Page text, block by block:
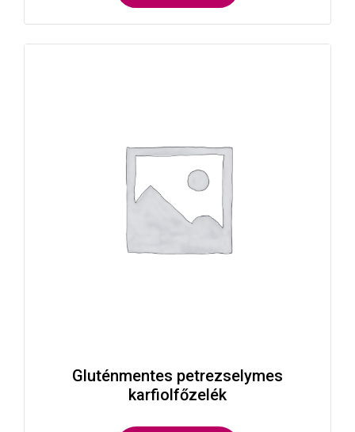
Gluténmentes petrezselymes
karfiolfőzelék